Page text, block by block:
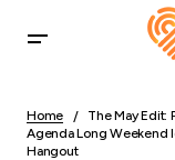
untuk Agenda
Kondangan,
Home
The May Edit:
Agenda Long Weekend
Hangout